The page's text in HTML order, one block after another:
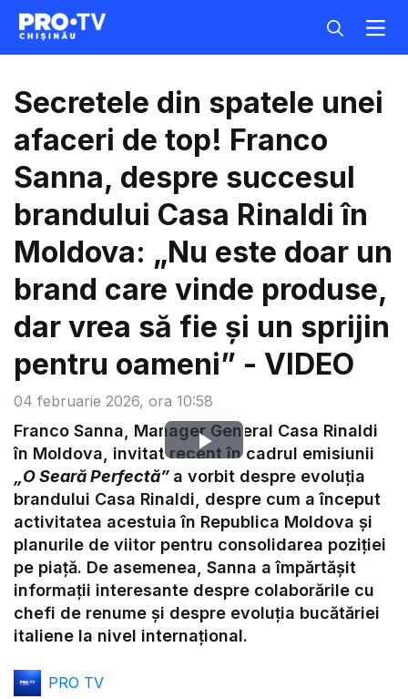
04 februarie 2026, ora 10:58
Secretele din spatele unei
afaceri de top! Franco
Sanna, despre succesul
brandului Casa Rinaldi în
Moldova: „Nu este doar un
brand care vinde produse,
dar vrea să fie și un sprijin
pentru oameni” - VIDEO
Play
Video
Franco Sanna, Manager General Casa Rinaldi
în Moldova, invitat recent în cadrul emisiunii
„O Seară Perfectă” a vorbit despre evoluția
brandului Casa Rinaldi, despre cum a început
activitatea acestuia în Republica Moldova și
planurile de viitor pentru consolidarea poziției
pe piață. De asemenea, Sanna a împărtășit
informații interesante despre colaborările cu
chefi de renume și despre evoluția bucătăriei
italiene la nivel internațional.
PRO TV